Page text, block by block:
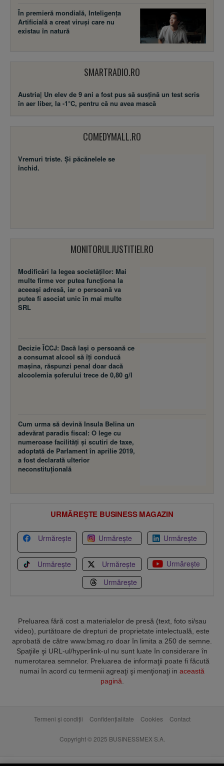
În premieră mondială, Inteligența
Artificială a creat viruși care nu
existau în natură
SMARTRADIO.RO
Austria| Un elev de 9 ani a fost pus să susţină un test scris
în aer liber, la -1°C, pentru că nu avea mască
COMEDYMALL.RO
Vremuri triste. Şi păcănelele se
închid.
MONITORULJUSTITIEI.RO
Modificări la legea societăţilor: Mai
multe firme vor putea funcţiona la
aceeaşi adresă, iar o persoană va
putea fi asociat unic în mai multe
SRL
Decizie ÎCCJ: Dacă laşi o persoană ce
a consumat alcool să îţi conducă
maşina, răspunzi penal doar dacă
alcoolemia şoferului trece de 0,80 g/l
Cum urma să devină Insula Belina un
adevărat paradis fiscal: O lege cu
numeroase facilităţi şi scutiri de taxe,
adoptată de Parlament în aprilie 2019,
a fost declarată ulterior
neconstituţională
URMĂREȘTE BUSINESS MAGAZIN
Urmărește Urmărește Urmărește
Urmărește Urmărește
Urmărește
Urmărește
Preluarea fără cost a materialelor de presă (text, foto si/sau
video), purtătoare de drepturi de proprietate intelectuală, este
aprobată de către www.bmag.ro doar în limita a 250 de semne.
Spaţiile şi URL-ul/hyperlink-ul nu sunt luate în considerare în
numerotarea semnelor. Preluarea de informaţii poate fi făcută
numai în acord cu termenii agreaţi şi menţionaţi in această
pagină
Termeni și condiții Confidențialitate Cookies Contact
Copyright © 2025 BUSINESSMEX S.A.